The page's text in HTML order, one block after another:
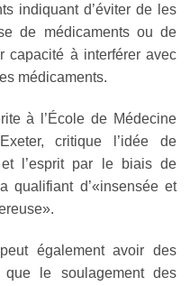
indiquant d’éviter de les
de médicaments ou de
capacité à interférer avec
médicaments.
à l’École de Médecine
critique l’idée de
l’esprit par le biais de
qualifiant d’«insensée et
également avoir des
que le soulagement des